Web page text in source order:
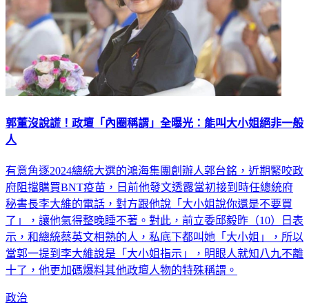
郭董沒說謊！政壇「內圈稱謂」全曝光：能叫大小姐絕非一般
人
有意角逐2024總統大選的鴻海集團創辦人郭台銘，近期緊咬政
府阻擋購買BNT疫苗，日前他發文透露當初接到時任總統府
秘書長李大維的電話，對方跟他說「大小姐說你還是不要買
了」，讓他氣得整晚睡不著。對此，前立委邱毅昨（10）日表
示，和總統蔡英文相熟的人，私底下都叫她「大小姐」，所以
當郭一提到李大維說是「大小姐指示」，明眼人就知八九不離
十了，他更加碼爆料其他政壇人物的特殊稱謂。
政治